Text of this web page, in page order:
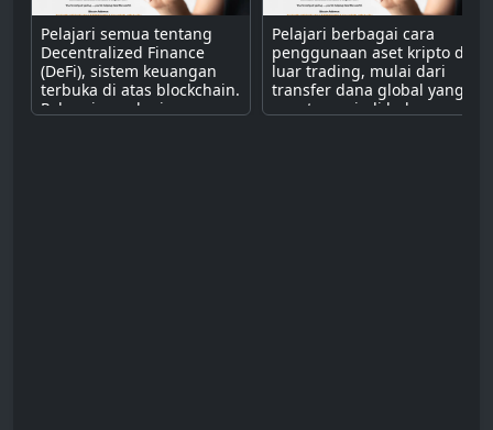
Pelajari semua tentang
Decentralized Finance
(DeFi), sistem keuangan
terbuka di atas blockchain.
Pahami cara kerjanya
Pelajari berbagai cara
penggunaan aset kripto di
luar trading, mulai dari
transfer dana global yang
cepat, menjadi bahan